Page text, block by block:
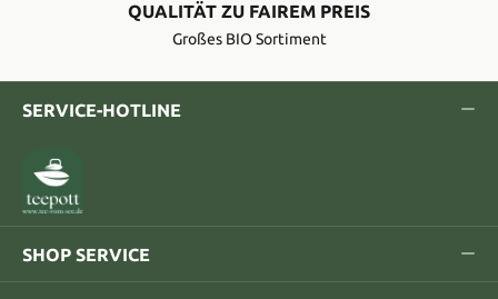
QUALITÄT ZU FAIREM PREIS
Großes BIO Sortiment
SERVICE-HOTLINE
SHOP SERVICE